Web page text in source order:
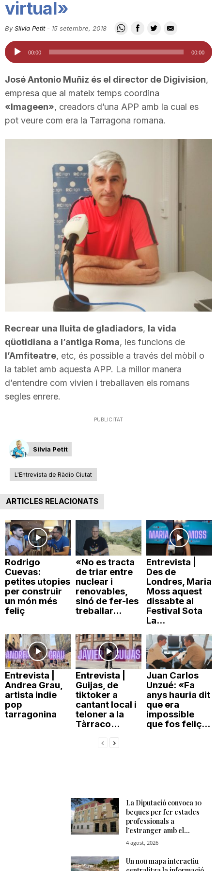
u
a
a
g
n
a
virtual»
By Silvia Petit- 15 setembre, 2018
Reproductor
d'àudio
00:00 00:00
José Antonio Muñiz és el director de Digivision,
empresa que al mateix temps coordina
«Imageen», creadors d’una APP amb la cual es
pot veure com era la Tarragona romana.
Recrear una lluita de gladiadors, la vida
qüotidiana a l’antiga Roma, les funcions de
l’Amfiteatre, etc, és possible a través del mòbil o
la tablet amb aquesta APP. La millor manera
d’entendre com vivien i treballaven els romans
segles enrere.
PUBLICITAT
Silvia Petit
L'Entrevista de Ràdio Ciutat
ARTICLES RELACIONATS
Rodrigo
Cuevas:
petites utopies
per construir
un món més
feliç
«No es tracta
de triar entre
nuclear i
renovables,
sinó de fer-les
treballar...
Entrevista |
Des de
Londres, Maria
Moss aquest
dissabte al
Festival Sota
La...
Entrevista |
Andrea Grau,
artista indie
pop
tarragonina
Entrevista |
Guijas, de
tiktoker a
cantant local i
teloner a la
Tàrraco...
Juan Carlos
Unzué: «Fa
anys hauria dit
que era
impossible
que fos feliç...